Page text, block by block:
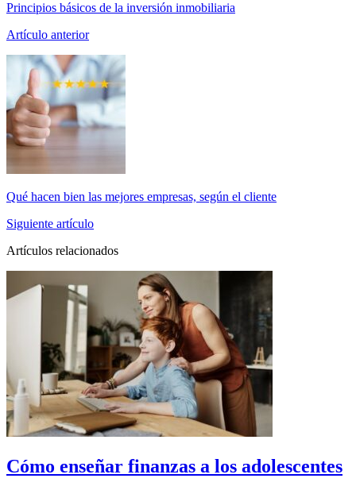
Principios básicos de la inversión inmobiliaria
Artículo anterior
Qué hacen bien las mejores empresas, según el cliente
Siguiente artículo
Artículos relacionados
Cómo enseñar finanzas a los adolescentes